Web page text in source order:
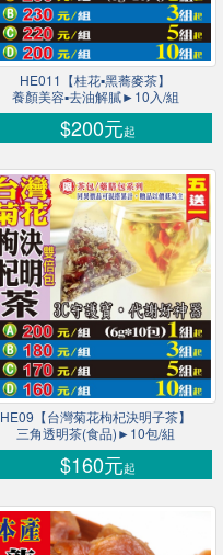
HE011【桂花▪黑蕎麥茶】
養顏美容▪去油解膩►10入/組
$200元起
HE09【台灣菊花枸杞決明子茶】
三角透明茶(食品)►10包/組
$160元起